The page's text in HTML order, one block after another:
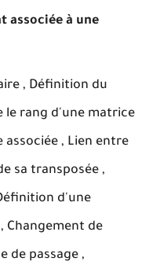
associée à une
, Définition du
le rang d'une matrice
, Lien entre
sa transposée ,
d'une
Changement de
de passage ,